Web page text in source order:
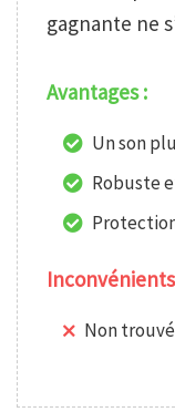
gagnante ne
Avantages :
Un son
Robuste
Non